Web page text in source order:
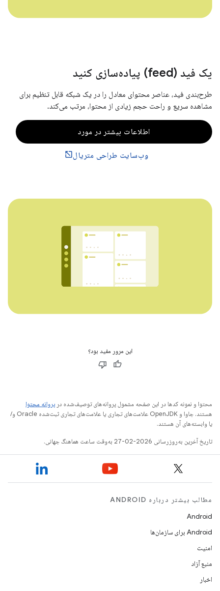
یک فید (feed) پیاده‌سازی کنید
طرح‌بندی فید، عناصر محتوای معادل را در یک شبکه قابل تنظیم برای
مشاهده سریع و راحت حجم زیادی از محتوا، مرتب می‌کند.
اطلاعات بیشتر در مورد
وب‌سایت طراحی متریال
این مرور مفید بود؟
محتوا و نمونه کدها در این صفحه مشمول پروانه‌های توصیف‌شده در پروانه محتوا
هستند. جاوا و OpenJDK علامت‌های تجاری یا علامت‌های تجاری ثبت‌شده Oracle و/
یا وابسته‌های آن هستند.
تاریخ آخرین به‌روزرسانی 2026-02-27 به‌وقت ساعت هماهنگ جهانی.
مطالب بیشتر درباره ANDROID
Android
Android برای سازمان‌ها
امنیت
منبع آزاد
اخبار